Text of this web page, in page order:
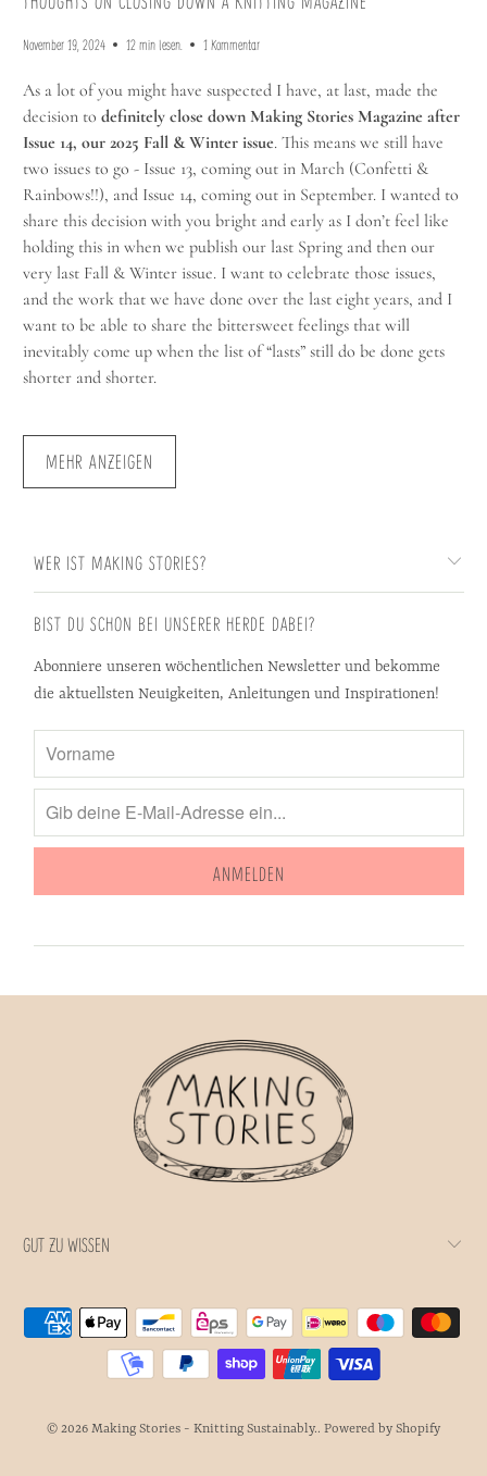
November 19, 2024 12 min lesen. 1 Kommentar
As a lot of you might have suspected I have, at last, made the
decision todefinitely close down Making Stories Magazine after
Issue 14, our 2025 Fall & Winter issue. This means we still have
two issues to go - Issue 13, coming out in March (Confetti &
Rainbows!!), and Issue 14, coming out in September. I wanted to
share this decision with you bright and early as I don’t feel like
holding this in when we publish our last Spring and then our
very last Fall & Winter issue. I want to celebrate those issues,
and the work that we have done over the last eight years, and I
want to be able to share the bittersweet feelings that will
inevitably come up when the list of “lasts” still do be done gets
shorter and shorter.
MEHR ANZEIGEN
WER IST MAKING STORIES?
BIST DU SCHON BEI UNSERER HERDE DABEI?
Abonniere unseren wöchentlichen Newsletter und bekomme
die aktuellsten Neuigkeiten, Anleitungen und Inspirationen!
GUT ZU WISSEN
© 2026 Making Stories - Knitting Sustainably.. Powered by Shopify